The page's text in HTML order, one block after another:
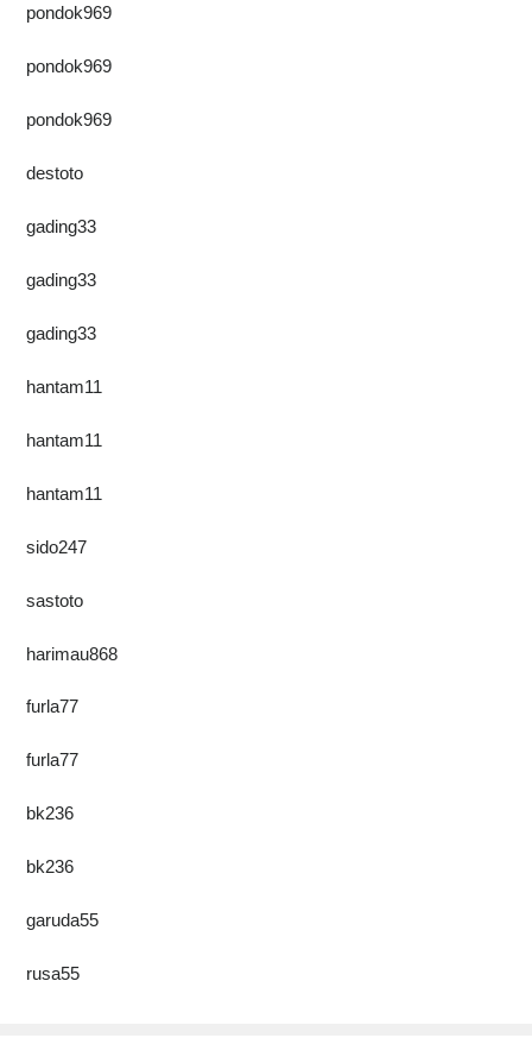
pondok969
pondok969
pondok969
destoto
gading33
gading33
gading33
hantam11
hantam11
hantam11
sido247
sastoto
harimau868
furla77
furla77
bk236
bk236
garuda55
rusa55